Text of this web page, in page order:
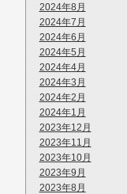
2024年8月
2024年7月
2024年6月
2024年5月
2024年4月
2024年3月
2024年2月
2024年1月
2023年12月
2023年11月
2023年10月
2023年9月
2023年8月